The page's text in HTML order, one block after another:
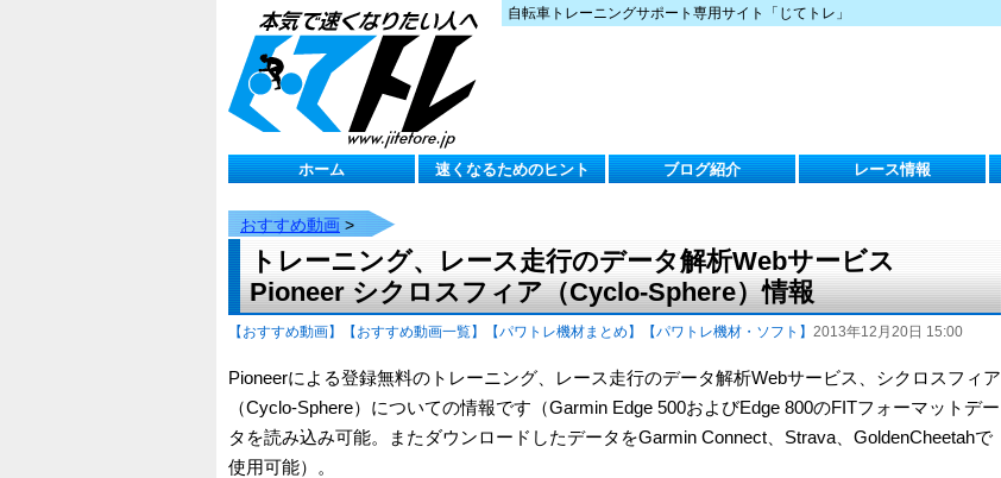
自転車トレーニングサポート専用サイト「じてトレ」
ホーム 速くなるためのヒント ブログ紹介 レース情報
おすすめ動画 >
トレーニング、レース走行のデータ解析Webサービス
Pioneer シクロスフィア（Cyclo-Sphere）情報
【おすすめ動画】 【おすすめ動画一覧】 【パワトレ機材まとめ】 【パワトレ機材・ソフト】 2013年12月20日 15:00
Pioneerによる登録無料のトレーニング、レース走行のデータ解析Webサービス、シクロスフィア
（Cyclo-Sphere）についての情報です（Garmin Edge 500およびEdge 800のFITフォーマットデー
タを読み込み可能。またダウンロードしたデータをGarmin Connect、Strava、GoldenCheetahで
使用可能）。